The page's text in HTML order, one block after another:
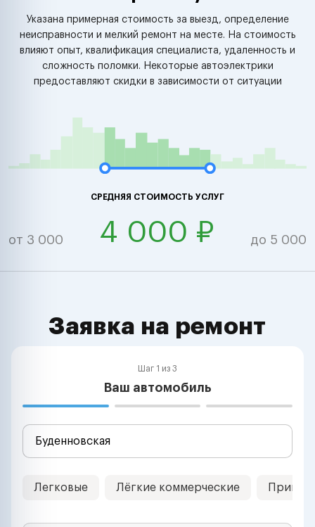
Указана примерная стоимость за выезд, определение
неисправности и мелкий ремонт на месте. На стоимость
влияют опыт, квалификация специалиста, удаленность и
сложность поломки. Некоторые автоэлектрики
предоставляют скидки в зависимости от ситуации
СРЕДНЯЯ СТОИМОСТЬ УСЛУГ
от 3 000 4 000 ₽ до 5 000
Заявка на ремонт
Шаг 1 из 3
Ваш автомобиль
Легковые Лёгкие коммерческие